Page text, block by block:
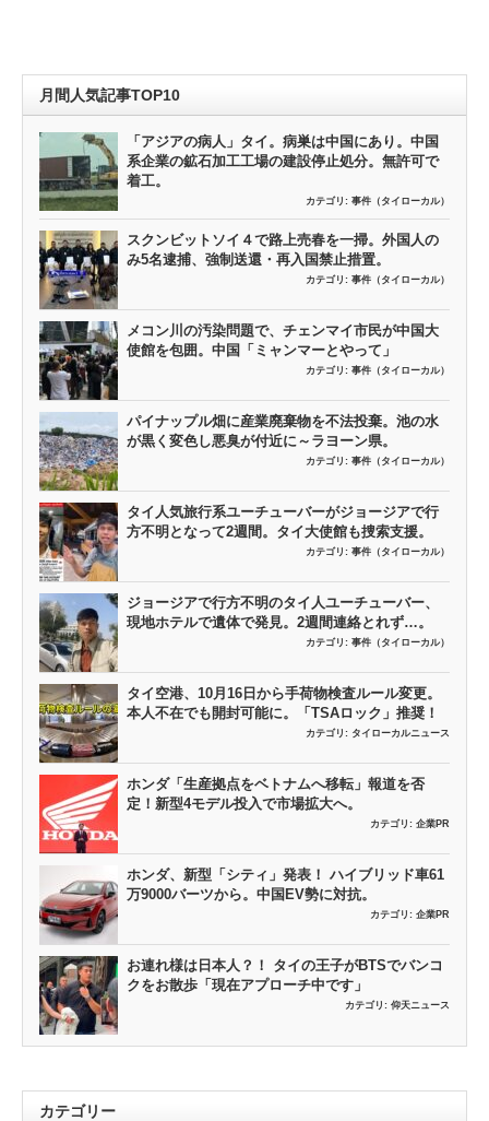
月間人気記事TOP10
「アジアの病人」タイ。病巣は中国にあり。中国
系企業の鉱石加工工場の建設停止処分。無許可で
着工。
カテゴリ: 事件（タイローカル）
スクンビットソイ４で路上売春を一掃。外国人の
み5名逮捕、強制送還・再入国禁止措置。
カテゴリ: 事件（タイローカル）
メコン川の汚染問題で、チェンマイ市民が中国大
使館を包囲。中国「ミャンマーとやって」
カテゴリ: 事件（タイローカル）
パイナップル畑に産業廃棄物を不法投棄。池の水
が黒く変色し悪臭が付近に～ラヨーン県。
カテゴリ: 事件（タイローカル）
タイ人気旅行系ユーチューバーがジョージアで行
方不明となって2週間。タイ大使館も捜索支援。
カテゴリ: 事件（タイローカル）
ジョージアで行方不明のタイ人ユーチューバー、
現地ホテルで遺体で発見。2週間連絡とれず…。
カテゴリ: 事件（タイローカル）
タイ空港、10月16日から手荷物検査ルール変更。
本人不在でも開封可能に。「TSAロック」推奨！
カテゴリ: タイローカルニュース
ホンダ「生産拠点をベトナムへ移転」報道を否
定！新型4モデル投入で市場拡大へ。
カテゴリ: 企業PR
ホンダ、新型「シティ」発表！ ハイブリッド車61
万9000バーツから。中国EV勢に対抗。
カテゴリ: 企業PR
お連れ様は日本人？！ タイの王子がBTSでバンコ
クをお散歩「現在アプローチ中です」
カテゴリ: 仰天ニュース
カテゴリー